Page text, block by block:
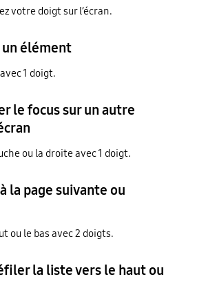
votre doigt sur l’écran.
un élément
1 doigt.
le focus sur un autre
ou la droite avec 1 doigt.
la page suivante ou
ou le bas avec 2 doigts.
la liste vers le haut ou